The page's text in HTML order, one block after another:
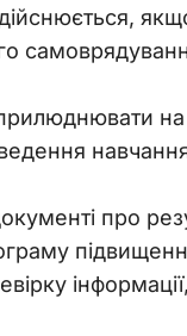
про